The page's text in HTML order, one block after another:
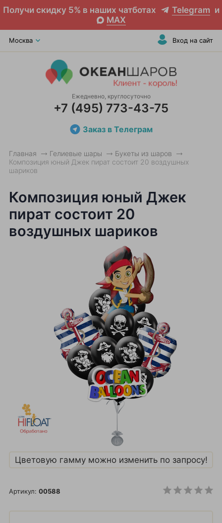
Получи скидку 5% в наших чатботах Telegram и
MAX
Москва Вход на сайт
Ежедневно, круглосуточно
+7 (495) 773-43-75
Заказ в Телеграм
Главная Гелиевые шары
Букеты из шаров
Композиция юный Джек пират состоит 20 воздушных
шариков
Композиция юный Джек
пират состоит 20
воздушных шариков
Цветовую гамму можно изменить по запросу!
Артикул: 00588